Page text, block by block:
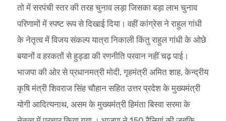
तो में सरपंची स्तर की तरह चुनाव लड़ा जिसका बड़ा लाभ चुनाव
परिणामों में स्पष्ट रूप से दिखाई दिया। वहीं कांग्रेस ने राहुल गांधी
के नेतृत्व में विजय संकल्प यात्रा निकाली किंतु राहुल गांधी के ओछे
बयानों व हरकतों से हुड्डा की रणनीति परवान नहीं चढ़ पाई।
भाजपा की ओर से प्रधानमत्री मोदी, गृहमंत्री अमित शाह, केन्द्रीय
कृषि मंत्री शिवराज सिंह चौहान सहित उत्तर प्रदेश के मुख्यमंत्री
योगी आदित्यनाथ, असम के मुख्यमंत्री हिमंता बिस्वा सरमा के